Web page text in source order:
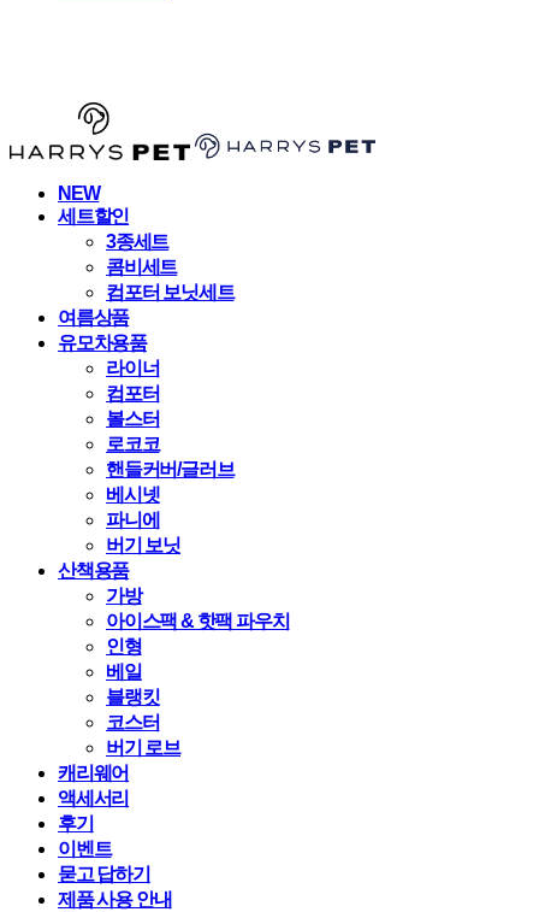
NEW
세트할인
3종세트
콤비세트
컴포터 보닛세트
여름상품
유모차용품
라이너
컴포터
볼스터
로코코
핸들커버/글러브
베시넷
파니에
버기 보닛
산책용품
가방
아이스팩 & 핫팩 파우치
인형
베일
블랭킷
코스터
버기 로브
캐리웨어
액세서리
후기
이벤트
묻고 답하기
제품 사용 안내